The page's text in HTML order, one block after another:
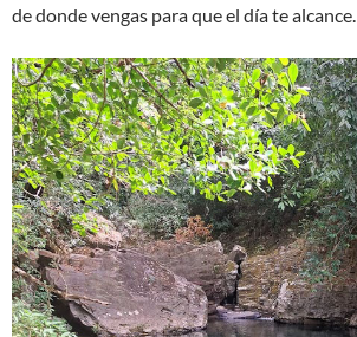
de donde vengas para que el día te alcance.